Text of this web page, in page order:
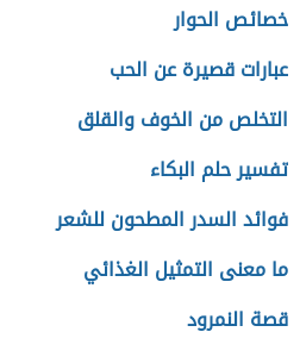
خصائص الحوار
عبارات قصيرة عن الحب
التخلص من الخوف والقلق
تفسير حلم البكاء
فوائد السدر المطحون للشعر
ما معنى التمثيل الغذائي
قصة النمرود